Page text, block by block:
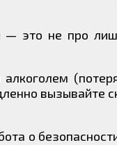
— это не про
вызывайте
о